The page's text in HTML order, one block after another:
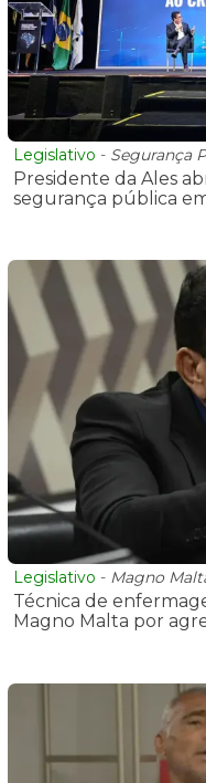
Legislativo - Segurança
Presidente da Ales
segurança pública
Legislativo - Magno
Técnica de
Magno Malta por